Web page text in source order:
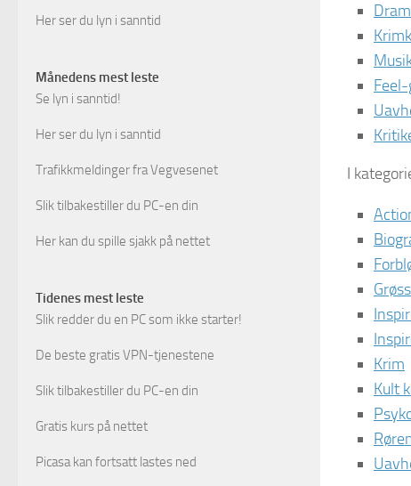
I
Krim
Kult
Her ser du lyn i sanntid
Månedens mest leste
Se lyn i sanntid!
Her ser du lyn i sanntid
Trafikkmeldinger fra Vegvesenet
Slik tilbakestiller du PC-en din
Her kan du spille sjakk på nettet
Tidenes mest leste
Slik redder du en PC som ikke starter!
De beste gratis VPN-tjenestene
Slik tilbakestiller du PC-en din
Gratis kurs på nettet
Picasa kan fortsatt lastes ned